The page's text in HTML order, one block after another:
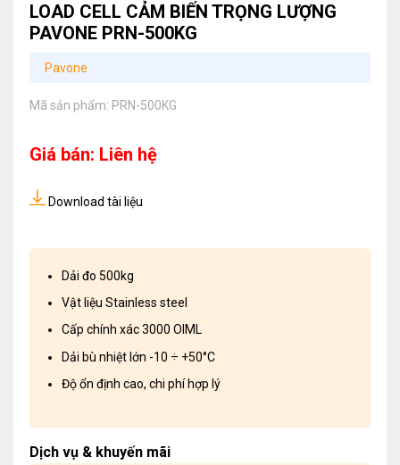
LOAD CELL CẢM BIẾN TRỌNG LƯỢNG
PAVONE PRN-500KG
Pavone
Mã sản phẩm: PRN-500KG
Giá bán: Liên hệ
Download tài liệu
Dải đo 500kg
Vật liệu Stainless steel
Cấp chính xác 3000 OIML
Dải bù nhiệt lớn -10 ÷ +50°C
Độ ổn định cao, chi phí hợp lý
Dịch vụ & khuyến mãi